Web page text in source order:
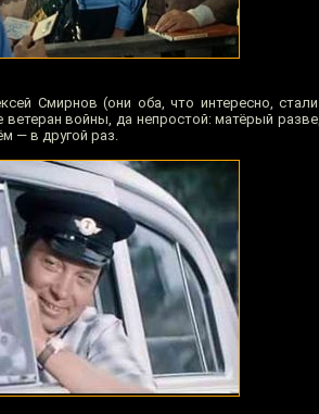
Смирнов (они оба, что интересно,
войны, да непростой: матёрый
— в другой раз.